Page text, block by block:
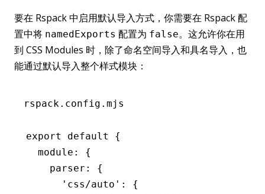
要在 Rspack 中启用默认导入方式，你需要在 Rspack 配
置中将 namedExports 配置为 false。这允许你在用
到 CSS Modules 时，除了命名空间导入和具名导入，也
能通过默认导入整个样式模块：
rspack.config.mjs
export default
{
  module
:
{
    parser
:
{
      'css/auto'
:
{